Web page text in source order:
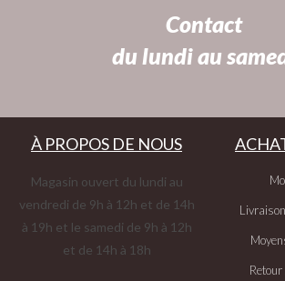
Contact
du lundi au
À PROPOS DE NOUS
Magasin ouvert du lundi au
vendredi de 9h à 12h et de 14h
à 19h et le samedi de 9h à 12h
et de 14h à 18h